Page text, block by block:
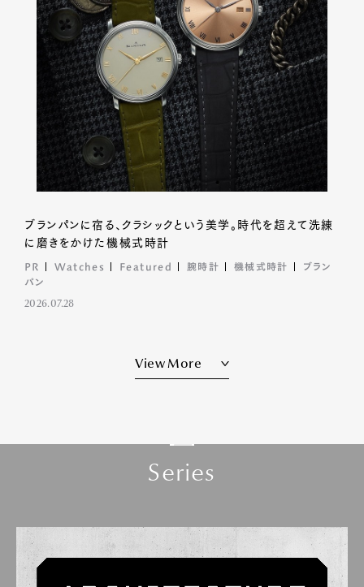
ブランパンに宿る、クラシックという美学。時代を超えて洗練
に磨きをかけた機械式時計
PR Watches Featured 腕時計 機械式時計
ブラン
パン
2026.07.28
View More
Series